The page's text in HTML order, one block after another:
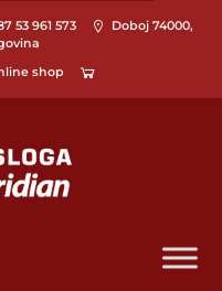
53 961 573
Doboj 74000,
shop